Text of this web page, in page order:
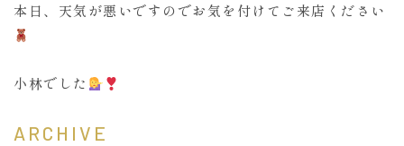
本日、天気が悪いですのでお気を付けてご来店ください
小林でした
ARCHIVE